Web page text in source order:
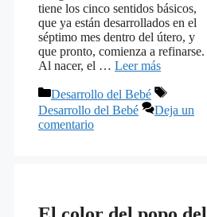
tiene los cinco sentidos básicos,
que ya están desarrollados en el
séptimo mes dentro del útero, y
que pronto, comienza a refinarse.
Al nacer, el … Leer más
Categorías
Desarrollo del Bebé
Etiquetas
Desarrollo del Bebé
Deja un
comentario